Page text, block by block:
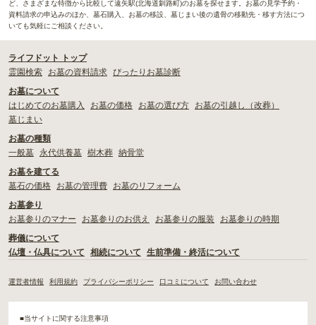
ど、さまざまな特徴から比較して遠矢駅(北海道釧路町)のお墓を探せます。お墓の見学予約・
資料請求の申込みのほか、墓石購入、お墓の移設、墓じまい後の遺骨の移動先・移す方法につ
いても気軽にご相談ください。
ライフドット トップ
霊園検索
お墓の資料請求 ぴったりお墓診断
お墓について
はじめてのお墓購入
お墓の価格 お墓の選び方
お墓の引越し（改葬）
墓じまい
お墓の種類
一般墓
永代供養墓 樹木葬 納骨堂
お墓を建てる
墓石の価格
お墓の管理費
お墓のリフォーム
お墓参り
お墓参りのマナー
お墓参りのお供え お墓参りの服装
お墓参りの時期
葬儀について
仏壇・仏具について
相続について 生前準備・終活について
運営者情報 利用規約 プライバシーポリシー 口コミについて お問い合わせ
■当サイトに関する注意事項